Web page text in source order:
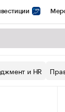
Конференции СПб
и HR